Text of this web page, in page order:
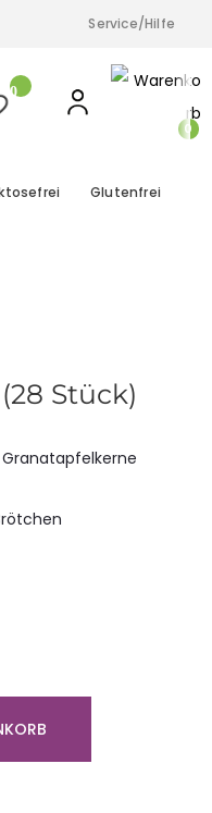
Service/Hilfe
0
0
Glutenfrei
Stück)
Granatapfelkerne